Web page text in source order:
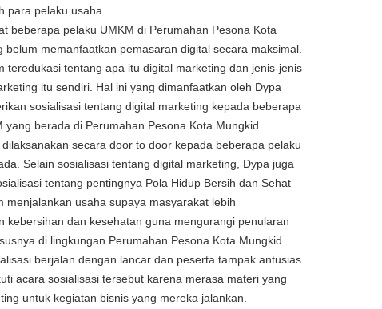
para pelaku usaha.
beberapa pelaku UMKM di Perumahan Pesona Kota
belum memanfaatkan pemasaran digital secara maksimal.
teredukasi tentang apa itu digital marketing dan jenis-jenis
itu sendiri. Hal ini yang dimanfaatkan oleh Dypa
sosialisasi tentang digital marketing kepada beberapa
yang berada di Perumahan Pesona Kota Mungkid.
dilaksanakan secara door to door kepada beberapa pelaku
Selain sosialisasi tentang digital marketing, Dypa juga
tentang pentingnya Pola Hidup Bersih dan Sehat
menjalankan usaha supaya masyarakat lebih
kebersihan dan kesehatan guna mengurangi penularan
di lingkungan Perumahan Pesona Kota Mungkid.
berjalan dengan lancar dan peserta tampak antusias
acara sosialisasi tersebut karena merasa materi yang
untuk kegiatan bisnis yang mereka jalankan.